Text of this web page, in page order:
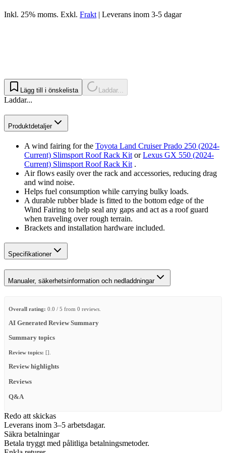
Inkl. 25% moms. Exkl. Frakt | Leverans inom 3-5 dagar
Lägg till i önskelista Laddar...
Laddar...
Produktdetaljer
A wind fairing for the Toyota Land Cruiser Prado 250 (2024-
Current) Slimsport Roof Rack Kit orLexus GX 550 (2024-
Current) Slimsport Roof Rack Kit .
Air flows easily over the rack and accessories, reducing drag
and wind noise.
Helps fuel consumption while carrying bulky loads.
A durable rubber blade is fitted to the bottom edge of the
Wind Fairing to help seal any gaps and act as a roof guard
when traveling over rough terrain.
Brackets and installation hardware included.
Specifikationer
Manualer, säkerhetsinformation och nedladdningar
Overall rating: 0.0 / 5 from 0 reviews.
AI Generated Review Summary
Summary topics
Review topics: [].
Review highlights
Reviews
Q&A
Redo att skickas
Leverans inom 3–5 arbetsdagar.
Säkra betalningar
Betala tryggt med pålitliga betalningsmetoder.